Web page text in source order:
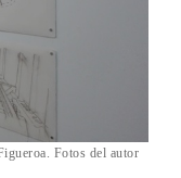
Fotos del autor